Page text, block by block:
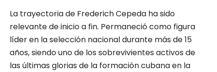
La trayectoria de Frederich Cepeda ha sido
relevante de inicio a fin. Permaneció como figura
líder en la selección nacional durante más de 15
años, siendo uno de los sobrevivientes activos de
las últimas glorias de la formación cubana en la